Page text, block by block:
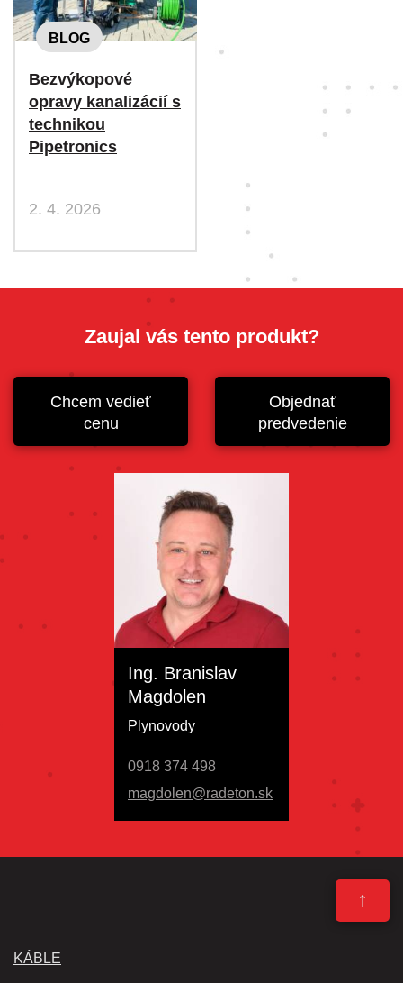
BLOG
Bezvýkopové
opravy kanalizácií s
technikou
Pipetronics
2. 4. 2026
Zaujal vás tento produkt?
Chcem vedieť
cenu
Objednať
predvedenie
Ing. Branislav
Magdolen
Plynovody
0918 374 498
magdolen@radeton.sk
↑
KÁBLE